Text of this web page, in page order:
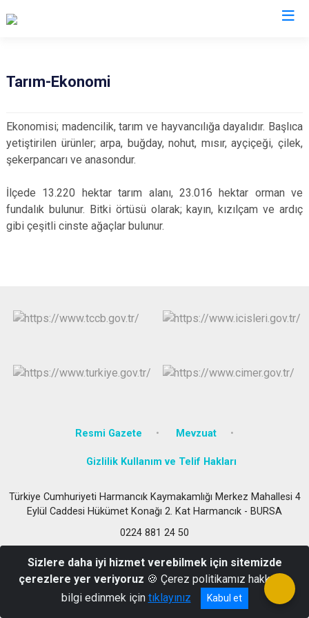
Gemlik
Gürsu
İnegöl
İznik
Karacabey
Mudanya
Nilüfer
Orhangazi
Osmangazi
Tarım-Ekonomi
Ekonomisi; madencilik, tarım ve hayvancılığa dayalıdır. Başlıca
yetiştirilen ürünler; arpa, buğday, nohut, mısır, ayçiçeği, çilek,
şekerpancarı ve anasondur.
İlçede 13.220 hektar tarım alanı, 23.016 hektar orman ve
fundalık bulunur. Bitki örtüsü olarak; kayın, kızılçam ve ardıç
gibi çeşitli cinste ağaçlar bulunur.
Resmi Gazete Mevzuat
Gizlilik Kullanım ve Telif Hakları
Türkiye Cumhuriyeti Harmancık Kaymakamlığı Merkez Mahallesi 4
Eylül Caddesi Hükümet Konağı 2. Kat Harmancık - BURSA
0224 881 24 50
Sizlere daha iyi hizmet verebilmek için sitemizde
çerezlere yer veriyoruz 🍪 Çerez politikamız hakkında
bilgi edinmek için tıklayınız Kabul et